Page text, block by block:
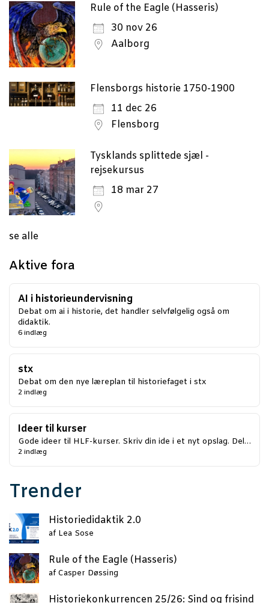
Rule of the Eagle (Hasseris)
30 nov 26
Aalborg
Flensborgs historie 1750-1900
11 dec 26
Flensborg
Tysklands splittede sjæl -
rejsekursus
18 mar 27
se alle
Aktive fora
AI i historieundervisning
Debat om ai i historie, det handler selvfølgelig også om
didaktik.
6 indlæg
stx
Debat om den nye læreplan til historiefaget i stx
2 indlæg
Ideer til kurser
Gode ideer til HLF-kurser. Skriv din ide i et nyt opslag. Del…
2 indlæg
Trender
Histo­ri­e­di­dak­tik 2.0
af Lea Sose
Rule of the Eag­le (Has­se­ris)
af Casper Døssing
Histo­rie­kon­kur­ren­cen 25/26: Sind og frisind